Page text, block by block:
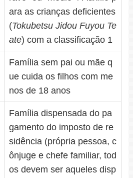
ara as crianças deficientes
(Tokubetsu Jidou Fuyou Te
ate) com a classificação 1
Família sem pai ou mãe q
ue cuida os filhos com me
nos de 18 anos
Família dispensada do pa
gamento do imposto de re
sidência (própria pessoa, c
ônjuge e chefe familiar, tod
os devem ser aqueles disp